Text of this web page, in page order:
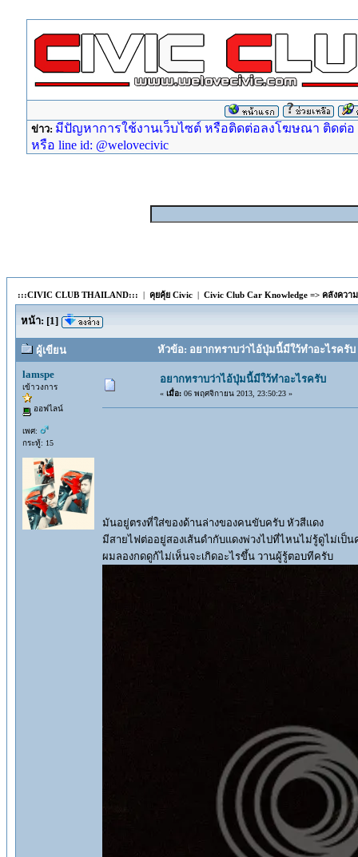
ข่าว: มีปัญหาการใช้งานเว็บไซต์ หรือติดต่อลงโฆษณา ติดต่อ
หรือ line id: @welovecivic
:::CIVIC CLUB THAILAND::: | คุยคุ้ย Civic | Civic Club Car Knowledge => คลังควา
หน้า: [1]
ผู้เขียน หัวข้อ: อยากทราบว่าไอ้ปุ่มนี้มีใว้ทำอะไรครับ
lamspe
เข้าวงการ
ออฟไลน์
เพศ:
กระทู้: 15
อยากทราบว่าไอ้ปุ่มนี้มีใว้ทำอะไรครับ
« เมื่อ: 06 พฤศจิกายน 2013, 23:50:23 »
มันอยู่ตรงที่ใส่ของด้านล่างของคนขับครับ หัวสีแดง
มีสายไฟต่ออยู่สองเส้นดำกับแดงพ่วงไปที่ไหนไม่รู้ดูไม่เป็น
ผมลองกดดูก้ไม่เห็นจะเกิดอะไรขึ้น วานผู้รู้ตอบทีครับ